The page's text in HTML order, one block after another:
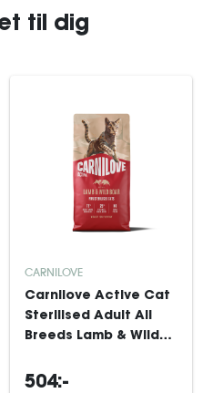
til dig
CARNILOVE
Carnilove Active Cat
Sterilised Adult All
Breeds Lamb & Wild
kg
504:-